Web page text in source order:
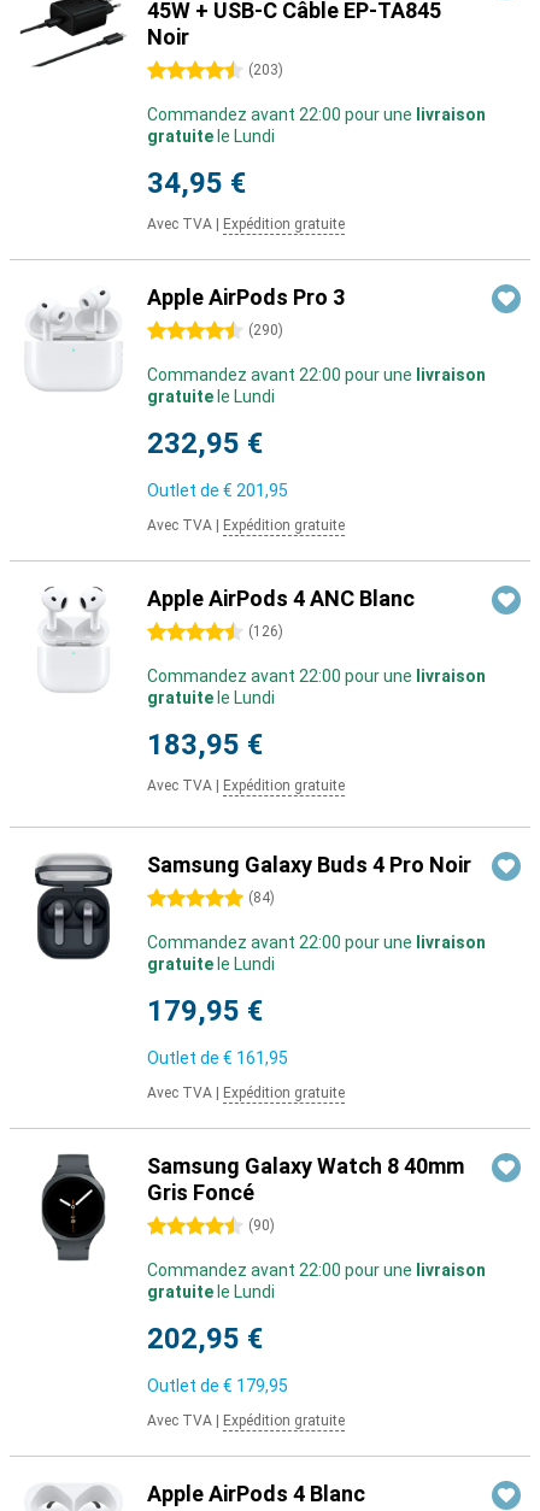
45W + USB-C Câble EP-TA845
Noir
4.5 étoiles (203)
Commandez avant 22:00 pour une livraison
gratuite le Lundi
34,95 €
Avec TVA Expédition gratuite
Apple AirPods Pro 3
4.5 étoiles (290)
Commandez avant 22:00 pour une livraison
gratuite le Lundi
232,95 €
Outlet de € 201,95
Avec TVA Expédition gratuite
Apple AirPods 4 ANC Blanc
4.5 étoiles (126)
Commandez avant 22:00 pour une livraison
gratuite le Lundi
183,95 €
Avec TVA Expédition gratuite
Samsung Galaxy Buds 4 Pro Noir
5 étoiles (84)
Commandez avant 22:00 pour une livraison
gratuite le Lundi
179,95 €
Outlet de € 161,95
Avec TVA Expédition gratuite
Samsung Galaxy Watch 8 40mm
Gris Foncé
4.5 étoiles (90)
Commandez avant 22:00 pour une livraison
gratuite le Lundi
202,95 €
Outlet de € 179,95
Avec TVA Expédition gratuite
Apple AirPods 4 Blanc